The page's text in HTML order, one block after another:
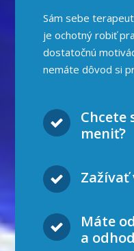
Sám sebe
je ochotný robiť
dostatočnú
nemáte dôvod si
Chcete
meniť?
Zažívať
Máte
a